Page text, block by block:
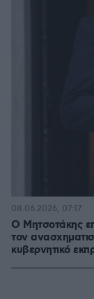
Ο Μητσοτάκης
τον
κυβερνητικό
08.06.2026, 07:17